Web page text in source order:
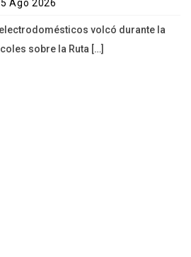
Ago 2026
volcó durante la
sobre la Ruta […]